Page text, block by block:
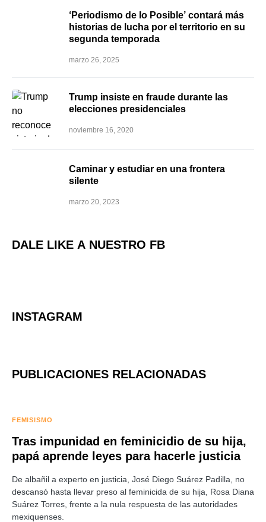
‘Periodismo de lo Posible’ contará más
historias de lucha por el territorio en su
segunda temporada
marzo 26, 2025
Trump insiste en fraude durante las
elecciones presidenciales
noviembre 16, 2020
Caminar y estudiar en una frontera
silente
marzo 20, 2023
DALE LIKE A NUESTRO FB
INSTAGRAM
PUBLICACIONES RELACIONADAS
FEMISISMO
Tras impunidad en feminicidio de su hija,
papá aprende leyes para hacerle justicia
De albañil a experto en justicia, José Diego Suárez Padilla, no
descansó hasta llevar preso al feminicida de su hija, Rosa Diana
Suárez Torres, frente a la nula respuesta de las autoridades
mexiquenses.